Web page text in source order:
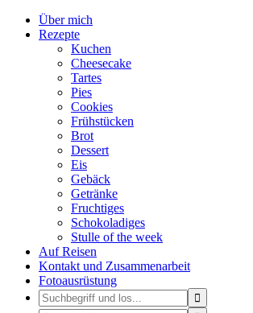
Über mich
Rezepte
Kuchen
Cheesecake
Tartes
Pies
Cookies
Frühstücken
Brot
Dessert
Eis
Gebäck
Getränke
Fruchtiges
Schokoladiges
Stulle of the week
Auf Reisen
Kontakt und Zusammenarbeit
Fotoausrüstung